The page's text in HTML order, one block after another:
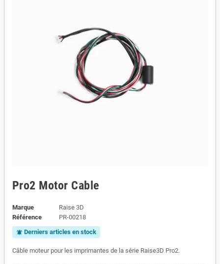
Pro2 Motor Cable
Marque
Raise 3D
Référence
PR-00218
notifications_active Derniers articles en stock
Câble moteur pour les imprimantes de la série Raise3D Pro2.